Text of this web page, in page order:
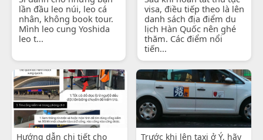
lần đầu leo núi, leo cá
nhân, không book tour.
Mình leo cung Yoshida
leo t...
visa, điều tiếp theo là lên
danh sách địa điểm du
lịch Hàn Quốc nên ghé
thăm. Các điểm nổi
tiến...
Hướng dẫn chi tiết cho
Trước khi lên taxi ở Ý, hãy